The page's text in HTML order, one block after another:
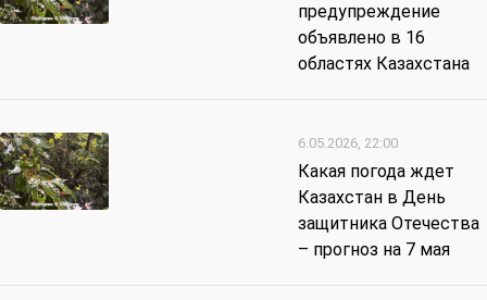
предупреждение
объявлено в 16
областях Казахстана
6.05.2026, 22:00
Какая погода ждет
Казахстан в День
защитника Отечества
– прогноз на 7 мая